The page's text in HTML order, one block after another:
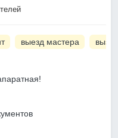
выезд мастера